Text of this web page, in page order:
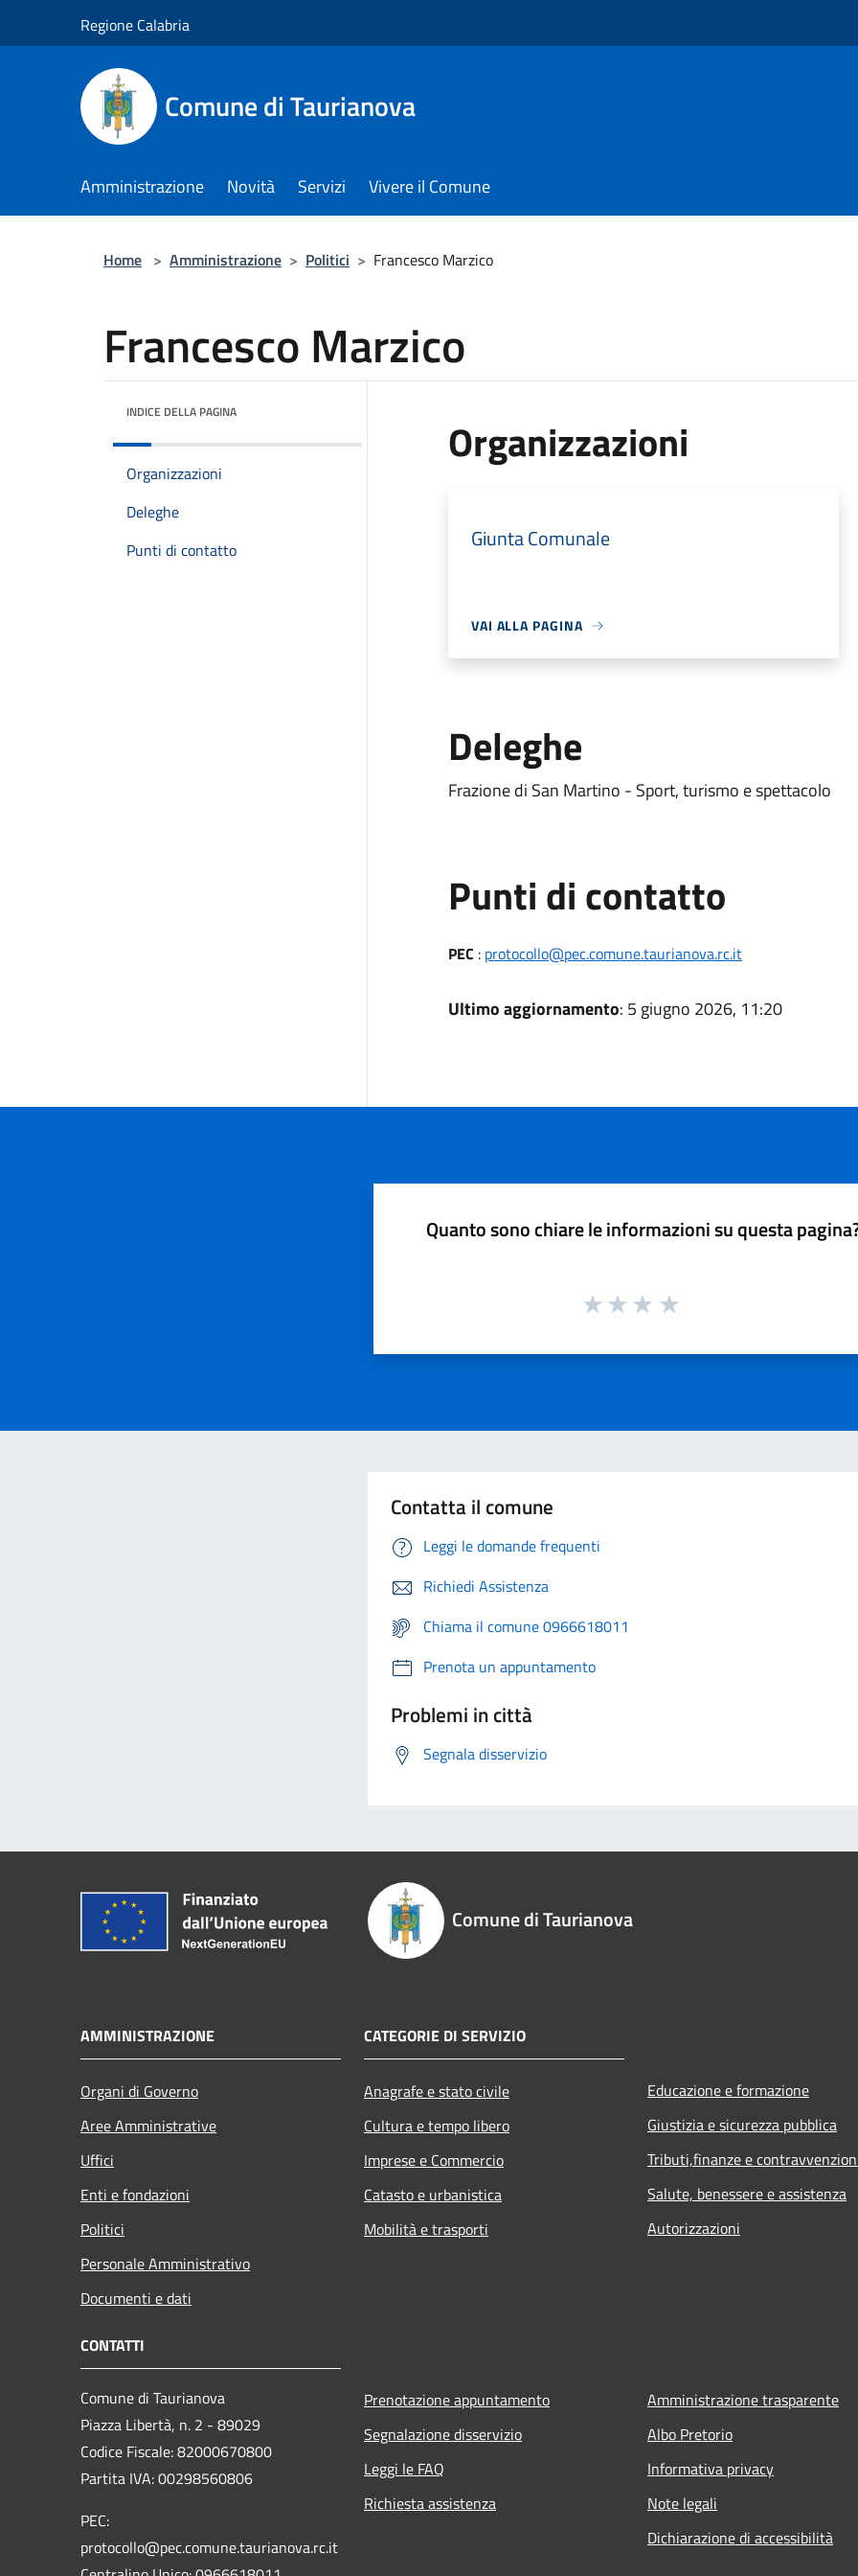
Regione Calabria
Comune di Taurianova
Amministrazione Novità Servizi Vivere il Comune
Home > Amministrazione > Politici > Francesco Marzico
Francesco Marzico
INDICE DELLA PAGINA
Organizzazioni
Deleghe
Punti di contatto
Organizzazioni
Giunta Comunale
VAI ALLA PAGINA
Deleghe
Frazione di San Martino - Sport, turismo e spettacolo
Punti di contatto
PEC : protocollo@pec.comune.taurianova.rc.it
Ultimo aggiornamento: 5 giugno 2026, 11:20
Quanto sono chiare le informazioni su questa
Contatta il comune
Leggi le domande frequenti
Richiedi Assistenza
Chiama il comune 0966618011
Prenota un appuntamento
Problemi in città
Segnala disservizio
Comune di Taurianova
AMMINISTRAZIONE
Organi di Governo
Aree Amministrative
Uffici
Enti e fondazioni
Politici
Personale Amministrativo
Documenti e dati
CATEGORIE DI SERVIZIO
Anagrafe e stato civile
Cultura e tempo libero
Imprese e Commercio
Catasto e urbanistica
Mobilità e trasporti
Educazione e formazione
Giustizia e sicurezza pubblica
Tributi,finanze e
Salute, benessere e assistenza
Autorizzazioni
CONTATTI
Comune di Taurianova
Piazza Libertà, n. 2 - 89029
Codice Fiscale: 82000670800
Partita IVA: 00298560806
PEC:
protocollo@pec.comune.taurianova.rc.it
Prenotazione appuntamento
Segnalazione disservizio
Leggi le FAQ
Richiesta assistenza
Amministrazione trasparente
Albo Pretorio
Informativa privacy
Note legali
Dichiarazione di accessibilità